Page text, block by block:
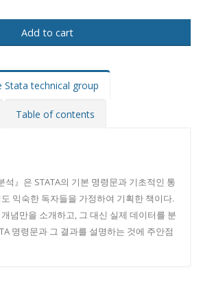
Add to cart
technical group
Table of contents
석』은 STATA의 기본 명령문과 기초적인 통
익숙한 독자들을 가정하여 기획한 책이다.
념만을 소개하고, 그 대신 실제 데이터를 분
명령문과 그 결과를 설명하는 것에 주안점